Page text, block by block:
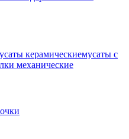
керамическиемусаты с
механические